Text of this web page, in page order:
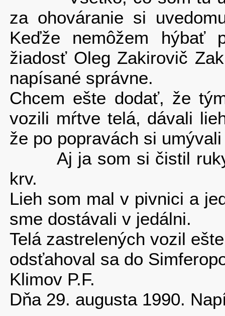
za ohováranie si
Keďže nemôžem
žiadosť Oleg Zakirovič
napísané správne.
Chcem ešte dodať, že
vozili mŕtve telá, dávali
že po popravách si
Aj ja som si čistil ruky
krv.
Lieh som mal v pivnici a
sme dostávali v jedálni.
Telá zastrelených vozil
odsťahoval sa do
Klimov P.F.
Dňa 29. augusta 1990.